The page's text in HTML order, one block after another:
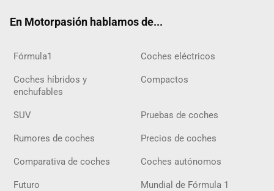
En Motorpasión hablamos de...
Fórmula1 Coches eléctricos
Coches híbridos y
enchufables
Compactos
SUV Pruebas de coches
Rumores de coches Precios de coches
Comparativa de coches Coches autónomos
Futuro Mundial de Fórmula 1